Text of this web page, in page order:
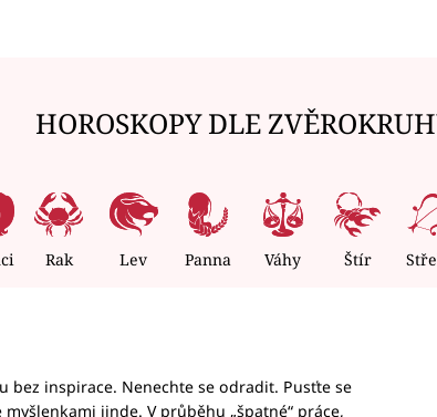
HOROSKOPY DLE
Rak Lev Panna Váhy Štír
bez inspirace. Nenechte se odradit. Pusťte se
jinde. V průběhu „špatné“ práce,